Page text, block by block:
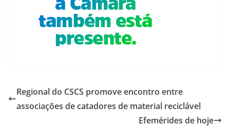
Regional do CSCS promove encontro entre
associações de catadores de material reciclável
Efemérides de hoje